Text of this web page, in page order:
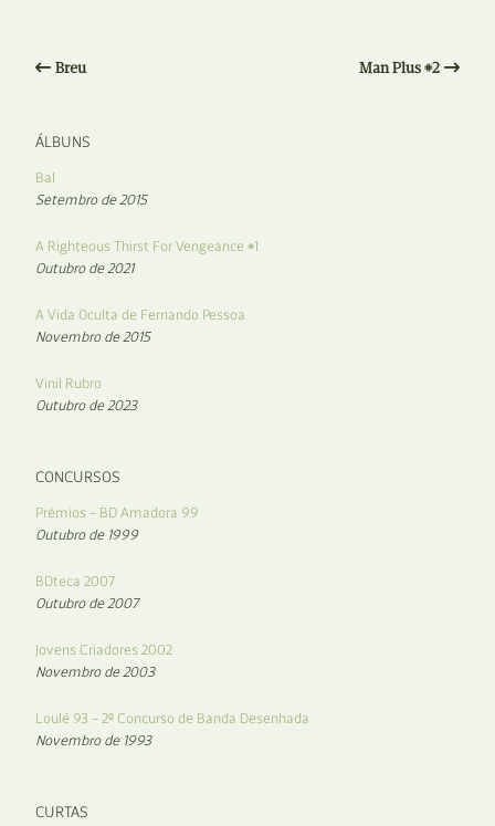
Breu Man Plus #2
ÁLBUNS
Bal
Setembro de 2015
A Righteous Thirst For Vengeance #1
Outubro de 2021
A Vida Oculta de Fernando Pessoa
Novembro de 2015
Vinil Rubro
Outubro de 2023
CONCURSOS
Prémios – BD Amadora 99
Outubro de 1999
BDteca 2007
Outubro de 2007
Jovens Criadores 2002
Novembro de 2003
Loulé 93 – 2º Concurso de Banda Desenhada
Novembro de 1993
CURTAS